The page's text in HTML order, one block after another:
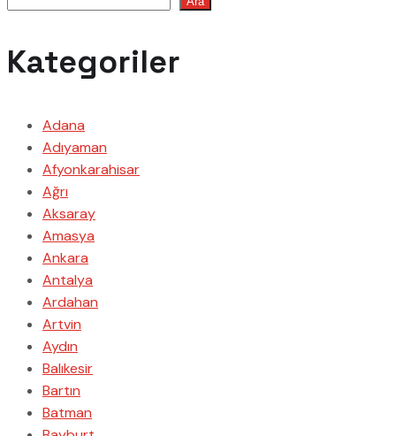
Kategoriler
Adana
Adıyaman
Afyonkarahisar
Ağrı
Aksaray
Amasya
Ankara
Antalya
Ardahan
Artvin
Aydın
Balıkesir
Bartın
Batman